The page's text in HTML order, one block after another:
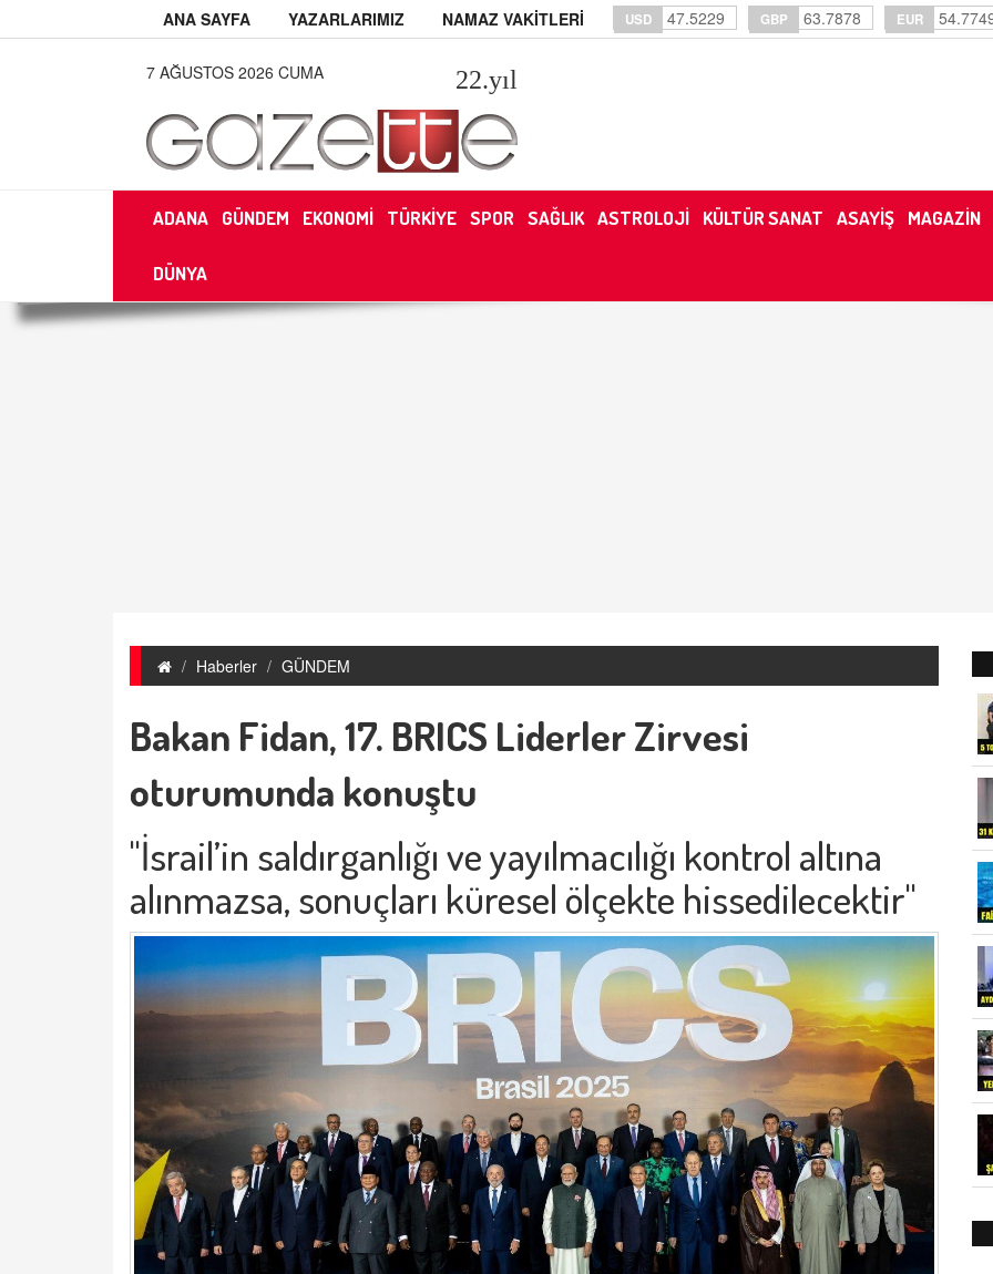
ANA SAYFA YAZARLARIMIZ NAMAZ VAKİTLERİ USD 47.5229 GBP 63.7878 EUR
7 AĞUSTOS 2026 CUMA 22.yıl
ADANA GÜNDEM EKONOMİ TÜRKİYE SPOR SAĞLIK ASTROLOJİ KÜLTÜR SANAT ASAYİŞ MAGAZİN
DÜNYA
Haberler GÜNDEM
Bakan Fidan, 17. BRICS Liderler Zirvesi
oturumunda konuştu
"İsrail’in saldırganlığı ve yayılmacılığı kontrol altına
alınmazsa, sonuçları küresel ölçekte hissedilecektir"